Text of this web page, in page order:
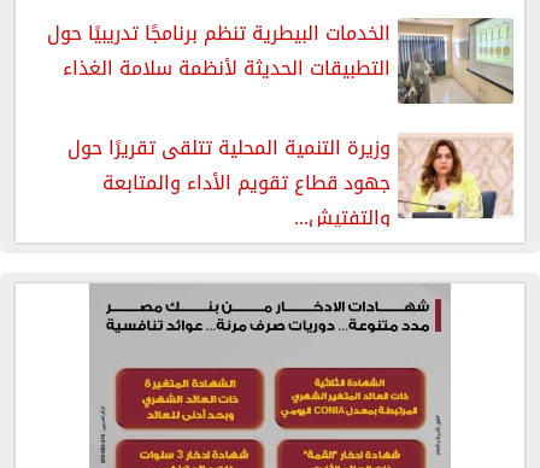
الخدمات البيطرية تنظم برنامجًا تدريبيًا حول
التطبيقات الحديثة لأنظمة سلامة الغذاء
وزيرة التنمية المحلية تتلقى تقريرًا حول
جهود قطاع تقويم الأداء والمتابعة
والتفتيش...